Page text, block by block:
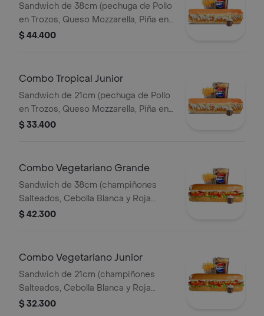
Sandwich de 38cm (pechuga de Pollo
en Trozos, Queso Mozzarella, Piña en
Trozos y Salsa de Ajo) Papa Francesa
$ 44.400
Combo Tropical Junior
Sandwich de 21cm (pechuga de Pollo
en Trozos, Queso Mozzarella, Piña en
Trozos y Salsa de Ajo) Papa Francesa
$ 33.400
Combo Vegetariano Grande
Sandwich de 38cm (champiñones
Salteados, Cebolla Blanca y Roja
Salteadas, Lechuga,pimenton,maiz
$ 42.300
Combo Vegetariano Junior
Sandwich de 21cm (champiñones
Salteados, Cebolla Blanca y Roja
Salteadas, Lechuga,pimenton,maiz
$ 32.300